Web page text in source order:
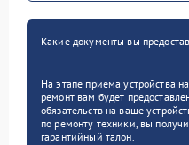
Какие документы вы
На этапе приема устройства
ремонт вам будет
обязательств на ваше
по ремонту техники, вы
гарантийный талон.